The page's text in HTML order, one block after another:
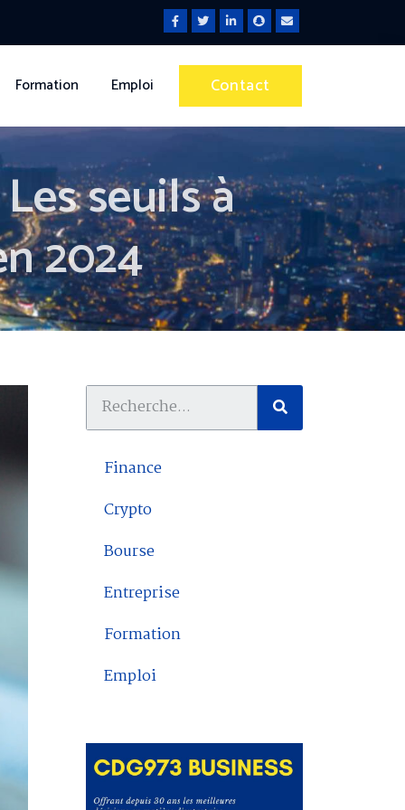
Formation Emploi Contact
seuils à
2024
Finance
Crypto
Bourse
Entreprise
Formation
Emploi